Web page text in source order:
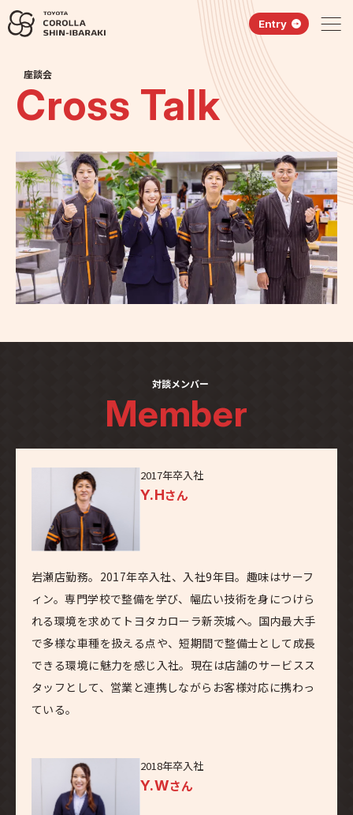
Entry
座談会
Cross Talk
対談メンバー
Member
2017年卒入社
Y.Hさん
岩瀬店勤務。2017年卒入社、入社9年目。趣味はサーフ
ィン。専門学校で整備を学び、幅広い技術を身につけら
れる環境を求めてトヨタカローラ新茨城へ。国内最大手
で多様な車種を扱える点や、短期間で整備士として成長
できる環境に魅力を感じ入社。現在は店舗のサービスス
タッフとして、営業と連携しながらお客様対応に携わっ
ている。
2018年卒入社
Y.Wさん